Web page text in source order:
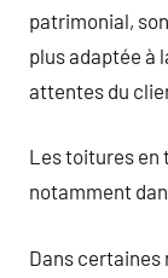
patrimonial,
plus adaptée à
attentes du
Les toitures en
notamment
Dans certaines